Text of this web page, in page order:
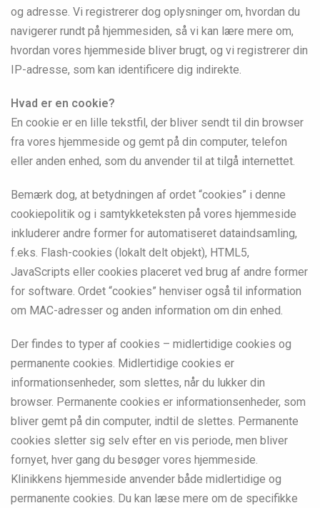
og adresse. Vi registrerer dog oplysninger om, hvordan du
navigerer rundt på hjemmesiden, så vi kan lære mere om,
hvordan vores hjemmeside bliver brugt, og vi registrerer din
IP-adresse, som kan identificere dig indirekte.
Hvad er en cookie?
En cookie er en lille tekstfil, der bliver sendt til din browser
fra vores hjemmeside og gemt på din computer, telefon
eller anden enhed, som du anvender til at tilgå internettet.
Bemærk dog, at betydningen af ordet “cookies” i denne
cookiepolitik og i samtykketeksten på vores hjemmeside
inkluderer andre former for automatiseret dataindsamling,
f.eks. Flash-cookies (lokalt delt objekt), HTML5,
JavaScripts eller cookies placeret ved brug af andre former
for software. Ordet “cookies” henviser også til information
om MAC-adresser og anden information om din enhed.
Der findes to typer af cookies – midlertidige cookies og
permanente cookies. Midlertidige cookies er
informationsenheder, som slettes, når du lukker din
browser. Permanente cookies er informationsenheder, som
bliver gemt på din computer, indtil de slettes. Permanente
cookies sletter sig selv efter en vis periode, men bliver
fornyet, hver gang du besøger vores hjemmeside.
Klinikkens hjemmeside anvender både midlertidige og
permanente cookies. Du kan læse mere om de specifikke